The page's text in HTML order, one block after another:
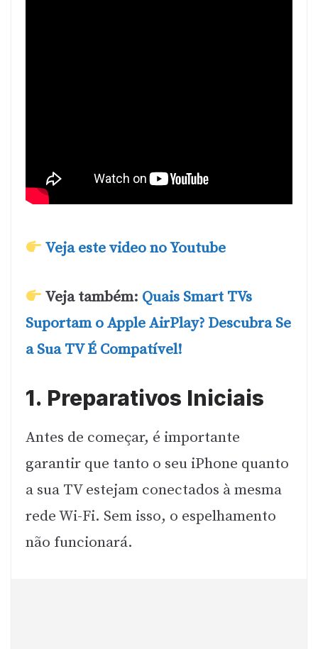
Veja este video no Youtube
Veja também: Quais Smart TVs
Suportam o Apple AirPlay? Descubra Se
a Sua TV É Compatível!
1. Preparativos Iniciais
Antes de começar, é importante
garantir que tanto o seu iPhone quanto
a sua TV estejam conectados à mesma
rede Wi-Fi. Sem isso, o espelhamento
não funcionará.